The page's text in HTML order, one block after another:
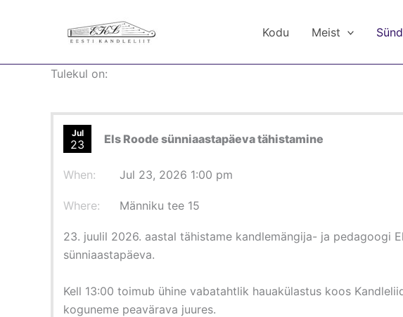
Kodu Meist
Tulekul on:
Jul
23 Els Roode sünniaastapäeva tähistamine
When: Jul 23, 2026 1:00 pm
Where: Männiku tee 15
23. juulil 2026. aastal tähistame kandlemängija- ja pedagoogi
sünniaastapäeva.
Kell 13:00 toimub ühine vabatahtlik hauakülastus koos
koguneme peavärava juures.